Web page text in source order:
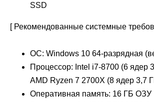
SSD
[ Рекомендованные системные
ОС: Windows 10 64-разрядная
Процессор: Intel i7-8700 (6 ядер
AMD Ryzen 7 2700X (8 ядер 3,7
Оперативная память: 16 ГБ ОЗУ